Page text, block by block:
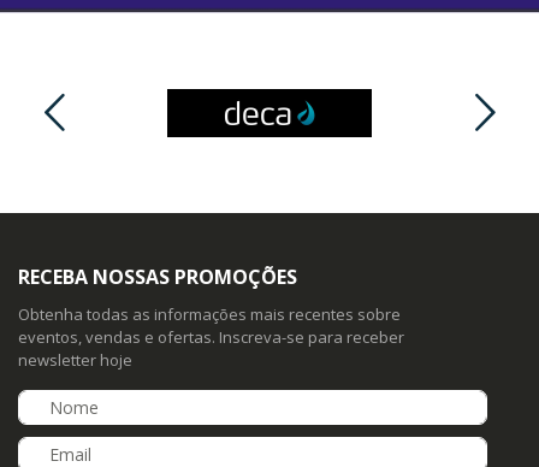
RECEBA NOSSAS PROMOÇÕES
Obtenha todas as informações mais recentes sobre
eventos, vendas e ofertas. Inscreva-se para receber
newsletter hoje